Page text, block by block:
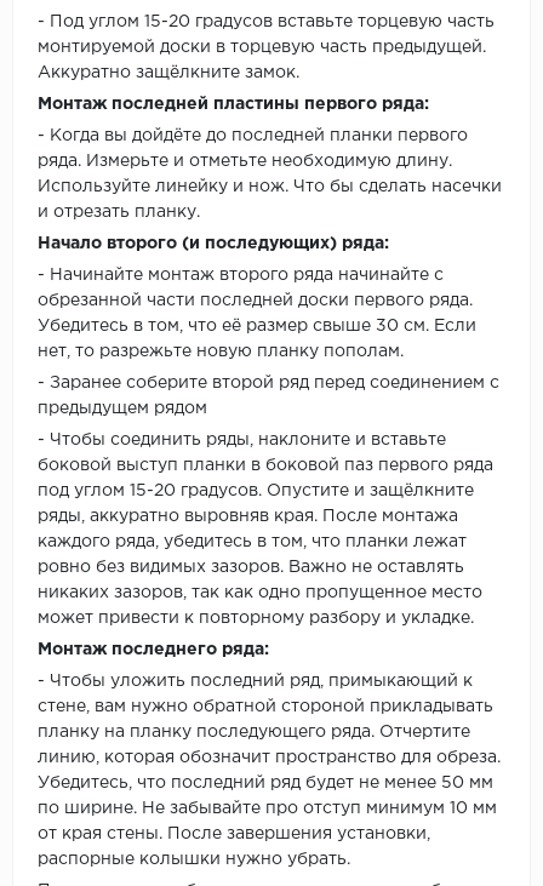
- Под углом 15-20 градусов вставьте торцевую часть
монтируемой доски в торцевую часть предыдущей.
Аккуратно защёлкните замок.
Монтаж последней пластины первого ряда:
- Когда вы дойдёте до последней планки первого
ряда. Измерьте и отметьте необходимую длину.
Используйте линейку и нож. Что бы сделать насечки
и отрезать планку.
Начало второго (и последующих) ряда:
- Начинайте монтаж второго ряда начинайте с
обрезанной части последней доски первого ряда.
Убедитесь в том, что её размер свыше 30 см. Если
нет, то разрежьте новую планку пополам.
- Заранее соберите второй ряд перед соединением с
предыдущем рядом
- Чтобы соединить ряды, наклоните и вставьте
боковой выступ планки в боковой паз первого ряда
под углом 15-20 градусов. Опустите и защёлкните
ряды, аккуратно выровняв края. После монтажа
каждого ряда, убедитесь в том, что планки лежат
ровно без видимых зазоров. Важно не оставлять
никаких зазоров, так как одно пропущенное место
может привести к повторному разбору и укладке.
Монтаж последнего ряда:
- Чтобы уложить последний ряд, примыкающий к
стене, вам нужно обратной стороной прикладывать
планку на планку последующего ряда. Отчертите
линию, которая обозначит пространство для обреза.
Убедитесь, что последний ряд будет не менее 50 мм
по ширине. Не забывайте про отступ минимум 10 мм
от края стены. После завершения установки,
распорные колышки нужно убрать.